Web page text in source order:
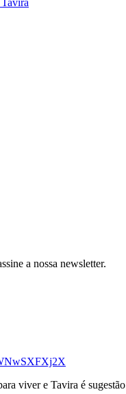
a nossa newsletter.
viver e Tavira é sugestão